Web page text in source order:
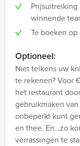
winnende
Te boeken
Optioneel:
Niet telkens uw
te rekenen? Voor
het restaurant
gebruikmaken
onbeperkt kunt
en thee. En…zo
verrassingen te